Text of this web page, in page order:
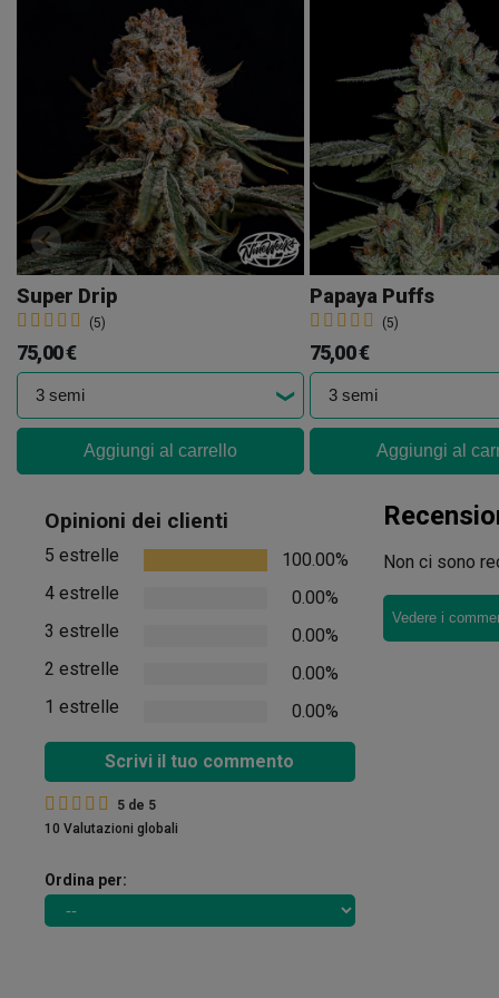
Super Drip
(5)
75,00 €
Aggiungi al carrello
Papaya Puffs
(5)
75,00 €
Aggiungi al
Opinioni dei clienti
5 estrelle
100.00%
4 estrelle
0.00%
3 estrelle
0.00%
2 estrelle
0.00%
1 estrelle
0.00%
Scrivi il tuo commento
5 de 5
10 Valutazioni globali
Ordina per:
Non ci sono
Vedere i